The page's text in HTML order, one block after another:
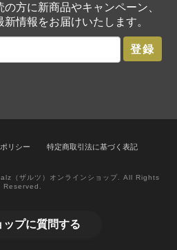
コーヒーフェスで初めて選んだsalzさ
ジャムにしたような美味しさでした。
インのジャム
方に新商品やキャンペーン、
情報をお届けいたします。
登録
リシー 特定商取引法に基づく表記
（ザルツ）オンラインショップ. All Rights
Reserved.
ップに質問する